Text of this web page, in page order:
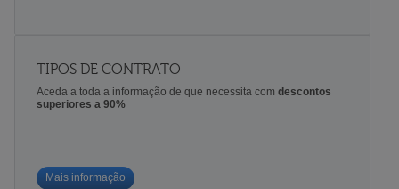
TIPOS DE CONTRATO
Aceda a toda a informação de que necessita com descontos
superiores a 90%
Mais informação